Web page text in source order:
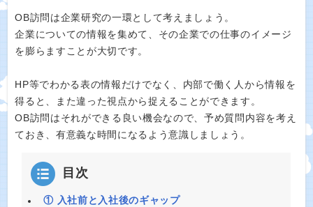
OB訪問は企業研究の一環として考えましょう。
企業についての情報を集めて、その企業での仕事のイメージ
を膨らますことが大切です。
HP等でわかる表の情報だけでなく、内部で働く人から情報を
得ると、また違った視点から捉えることができます。
OB訪問はそれができる良い機会なので、予め質問内容を考え
ておき、有意義な時間になるよう意識しましょう。
目次
① 入社前と入社後のギャップ